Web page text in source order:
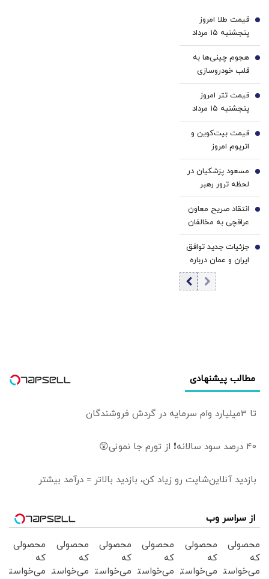
سفید
کننده
خانگی
قیمت طلا امروز
پنجشنبه ۱۵ مرداد
۱۴۰۵/ افزایش
قیمت طلا
1
هجوم چینی‌ها به
قلب خودروسازی
اروپا | کارخانه‌های
نیمه‌تعطیل اروپا در
همکاری با رقبای
شرقی نجات پیدا
می‌کنند؟
2
قیمت تتر امروز
پنجشنبه ۱۵ مرداد
1405 / کاهش
قیمت تتر
3
قیمت بیت‌کوین و
اتریوم امروز
پنجشنبه ۱۵ مرداد
۱۴۰۵/ افزایش
قیمت بیت‌کوین
4
مسعود پزشکیان در
لحظه ترور رهبر
انقلاب و شهادت
ایشان کجا بود؟
5
انتقاد صریح معاون
عراقچی به مخالفان
مذاکره: با خودم فکر
می‌کنم این
دوستان در چه
جهانی زندگی
می‌کنند | سیاست
6
جزئیات جدید توافق
ایران و عمان درباره
7
مطالب پیشنهادی
تا 3میلیارد وام سرمایه در گردش فروشندگان
40 درصد سود سالانه❗ از تورم جا نمونی😲
بازدید آنلاین‌شاپت رو زیاد کن، بازدید بالاتر = درآمد بیشتر
از سراسر وب
محصولی
که
می‌خواستی
محصولی
که
می‌خواستی
محصولی
که
می‌خواستی
محصولی
که
می‌خواستی
محصولی
که
می‌خواستی
محصولی
که
می‌خواستی